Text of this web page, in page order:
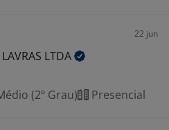
22 jun
LTDA
(2º Grau) Presencial